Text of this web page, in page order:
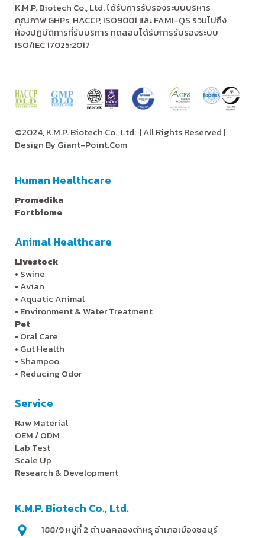
K.M.P. Biotech Co., Ltd. ได้รับการรับรองระบบบริหาร
คุณภาพ GHPs, HACCP, ISO9001 และ FAMI-QS รวมไปถึง
ห้องปฏิบัติการที่รับบริการ ทดสอบได้รับการรับรองระบบ
ISO/IEC 17025:2017
©2024, K.M.P. Biotech Co., Ltd. | All Rights Reserved |
Design ByGiant-Point.Com
Human Healthcare
Promedika
Fortbiome
Animal Healthcare
Livestock
• Swine
•Avian
•Aquatic Animal
• Environment & Water Treatment
Pet
• Oral Care
• Gut Health
• Shampoo
• Reducing Odor
Service
Raw Material
OEM / ODM
Lab Test
Scale Up
Research & Development
K.M.P. Biotech Co., Ltd.
188/9 หมู่ที่ 2 ตำบลคลองตำหรุ อำเภอเมืองชลบุรี